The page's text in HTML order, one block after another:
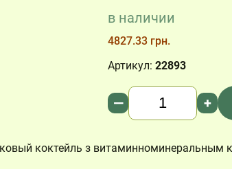
в наличии
4827.33 грн.
Артикул: 22893
Количество
— +
коктейль з витаминноминеральным